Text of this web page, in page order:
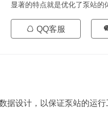
显著的特点就是优化了泵站
QQ客服
据设计，以保证泵站的运